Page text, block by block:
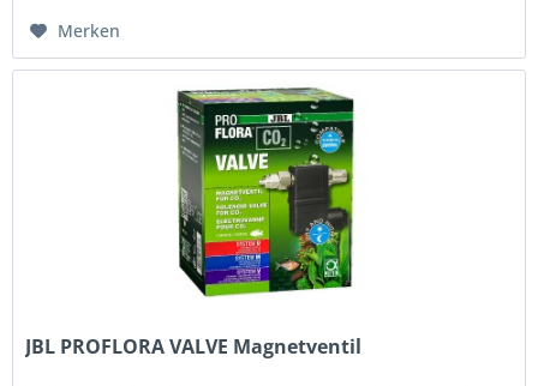
Merken
JBL PROFLORA VALVE Magnetventil